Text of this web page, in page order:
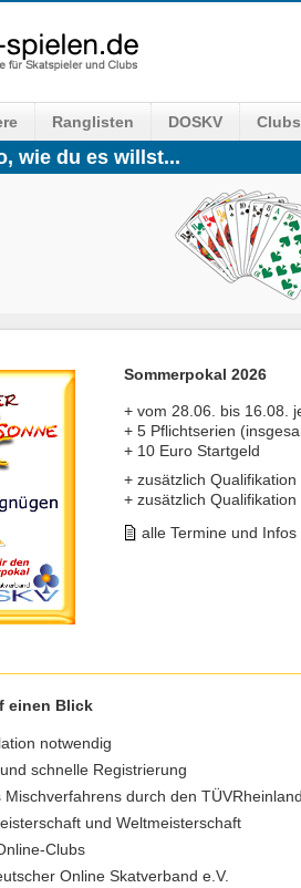
Ranglisten DOSKV Clubs
wie du es willst...
Sommerpokal 2026
+ vom 28.06. bis 16.08.
+ 5 Pflichtserien
+ 10 Euro Startgeld
+ zusätzlich
+ zusätzlich
alle Termine und Infos
einen Blick
notwendig
schnelle Registrierung
Mischverfahrens durch den TÜVRheinland
und Weltmeisterschaft
Clubs
Online Skatverband e.V.